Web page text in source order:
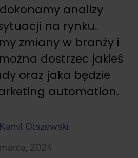
analizy
na rynku.
zmiany w branży i
dostrzec jakieś
oraz jaka będzie
automation.
Kamil Olszewski
2024